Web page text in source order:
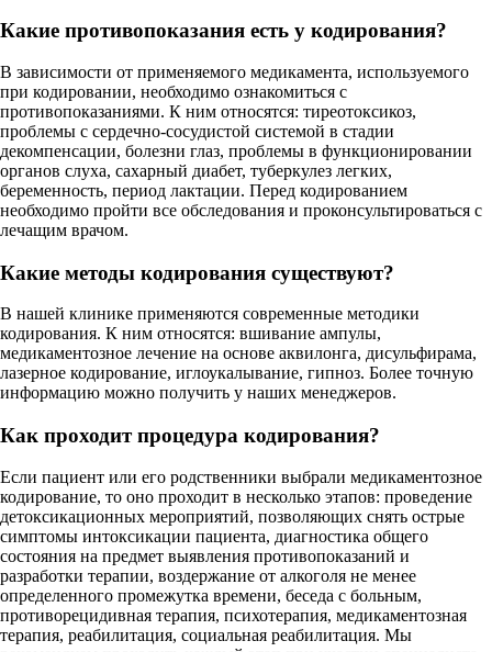
Какие противопоказания есть у кодирования?
В зависимости от применяемого медикамента, используемого
при кодировании, необходимо ознакомиться с
противопоказаниями. К ним относятся: тиреотоксикоз,
проблемы с сердечно-сосудистой системой в стадии
декомпенсации, болезни глаз, проблемы в функционировании
органов слуха, сахарный диабет, туберкулез легких,
беременность, период лактации. Перед кодированием
необходимо пройти все обследования и проконсультироваться с
лечащим врачом.
Какие методы кодирования существуют?
В нашей клинике применяются современные методики
кодирования. К ним относятся: вшивание ампулы,
медикаментозное лечение на основе аквилонга, дисульфирама,
лазерное кодирование, иглоукалывание, гипноз. Более точную
информацию можно получить у наших менеджеров.
Как проходит процедура кодирования?
Если пациент или его родственники выбрали медикаментозное
кодирование, то оно проходит в несколько этапов: проведение
детоксикационных мероприятий, позволяющих снять острые
симптомы интоксикации пациента, диагностика общего
состояния на предмет выявления противопоказаний и
разработки терапии, воздержание от алкоголя не менее
определенного промежутка времени, беседа с больным,
противорецидивная терапия, психотерапия, медикаментозная
терапия, реабилитация, социальная реабилитация. Мы